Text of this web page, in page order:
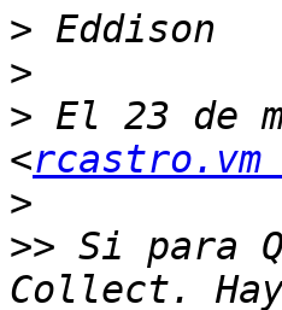
>
>
> El 23 de
<rcastro.vm
>
>> Si para